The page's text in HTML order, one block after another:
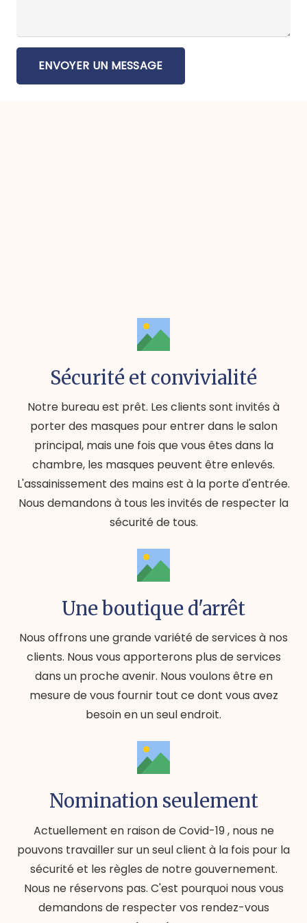
ENVOYER UN MESSAGE
Sécurité et convivialité
Notre bureau est prêt. Les clients sont invités à
porter des masques pour entrer dans le salon
principal, mais une fois que vous êtes dans la
chambre, les masques peuvent être enlevés.
L'assainissement des mains est à la porte d'entrée.
Nous demandons à tous les invités de respecter la
sécurité de tous.
Une boutique d'arrêt
Nous offrons une grande variété de services à nos
clients. Nous vous apporterons plus de services
dans un proche avenir. Nous voulons être en
mesure de vous fournir tout ce dont vous avez
besoin en un seul endroit.
Nomination seulement
Actuellement en raison de Covid-19 , nous ne
pouvons travailler sur un seul client à la fois pour la
sécurité et les règles de notre gouvernement.
Nous ne réservons pas. C'est pourquoi nous vous
demandons de respecter vos rendez-vous